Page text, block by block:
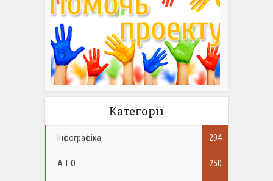
Категорії
Інфографіка 294
А.Т.О. 250